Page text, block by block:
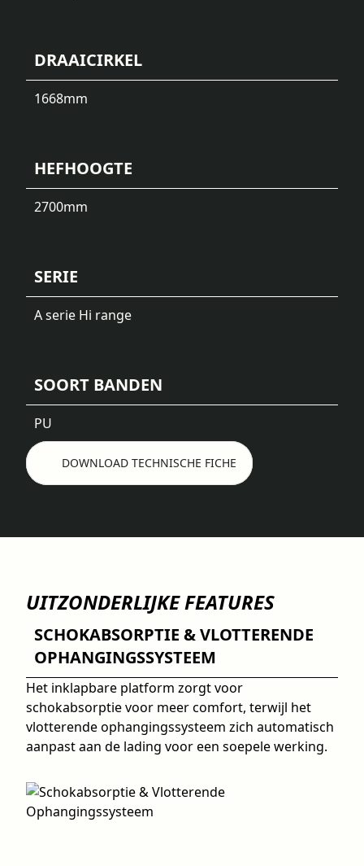
DRAAICIRKEL
1668mm
HEFHOOGTE
2700mm
SERIE
A serie Hi range
SOORT BANDEN
PU
DOWNLOAD TECHNISCHE FICHE
UITZONDERLIJKE FEATURES
SCHOKABSORPTIE & VLOTTERENDE
OPHANGINGSSYSTEEM
Het inklapbare platform zorgt voor
schokabsorptie voor meer comfort, terwijl het
vlotterende ophangingssysteem zich automatisch
aanpast aan de lading voor een soepele werking.